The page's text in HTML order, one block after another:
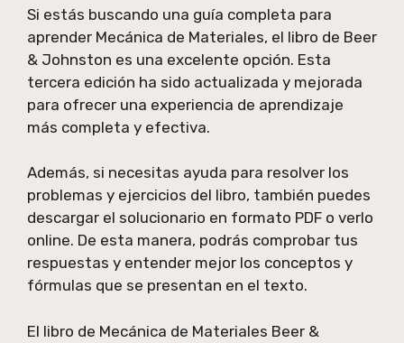
Si estás buscando una guía completa para
aprender Mecánica de Materiales, el libro de Beer
& Johnston es una excelente opción. Esta
tercera edición ha sido actualizada y mejorada
para ofrecer una experiencia de aprendizaje
más completa y efectiva.
Además, si necesitas ayuda para resolver los
problemas y ejercicios del libro, también puedes
descargar el solucionario en formato PDF o verlo
online. De esta manera, podrás comprobar tus
respuestas y entender mejor los conceptos y
fórmulas que se presentan en el texto.
El libro de Mecánica de Materiales Beer &